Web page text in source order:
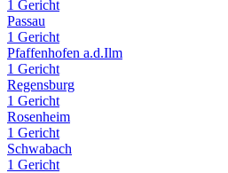
1 Gericht
Passau
1 Gericht
Pfaffenhofen a.d.Ilm
1 Gericht
Regensburg
1 Gericht
Rosenheim
1 Gericht
Schwabach
1 Gericht